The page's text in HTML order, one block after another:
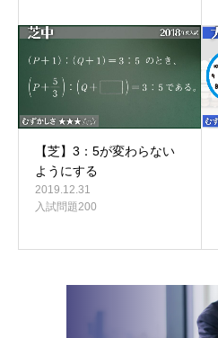
【芝】3：5が変わらない
ようにする
2019.12.31
入試問題200